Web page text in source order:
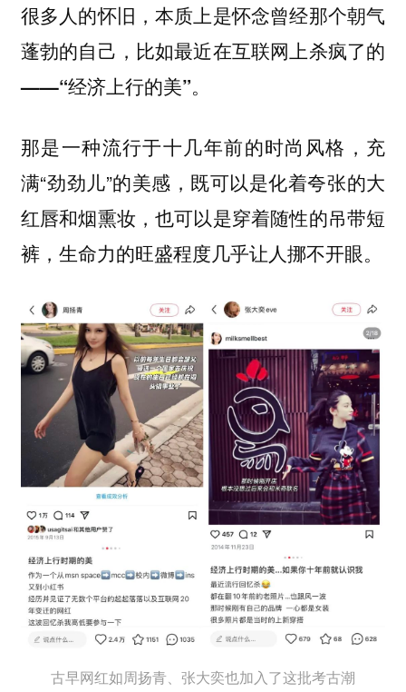
很多人的怀旧，本质上是怀念曾经那个朝气
蓬勃的自己，比如最近在互联网上杀疯了的
——“经济上行的美”。
那是一种流行于十几年前的时尚风格，充
满“劲劲儿”的美感，既可以是化着夸张的大
红唇和烟熏妆，也可以是穿着随性的吊带短
裤，生命力的旺盛程度几乎让人挪不开眼。
古早网红如周扬青、张大奕也加入了这批考古潮